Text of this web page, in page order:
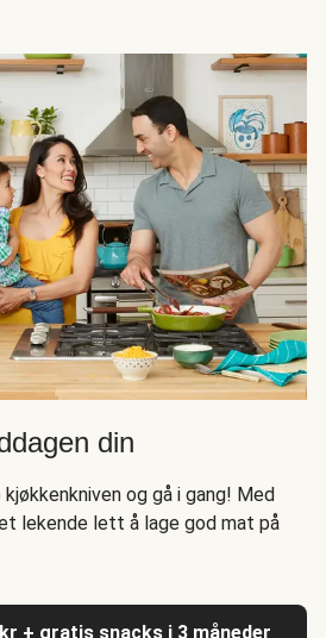
din
og gå i gang! Med
lekende lett å lage god mat på
+ gratis snacks i 3 måneder